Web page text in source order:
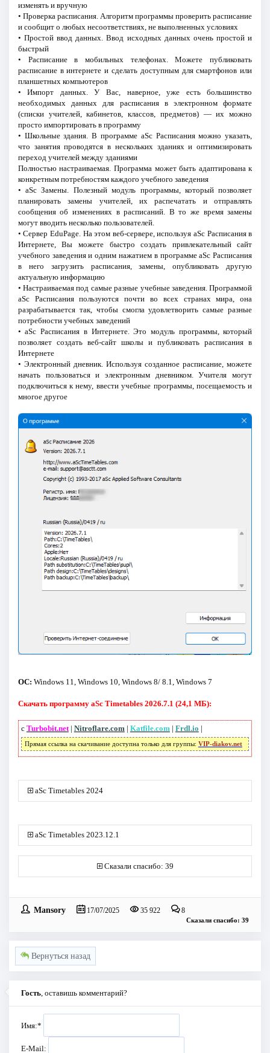
изменять и вручную
• Проверка расписания. Алгоритм программы проверить расписание
и сообщит о любых несоответствиях, не выполненных условиях
• Простой ввод данных. Ввод исходных данных очень простой и
быстрый
• Расписание в мобильных телефонах. Можете публиковать
расписание в интернете и сделать доступным для смартфонов или
планшетных компьютеров
• Импорт данных. У Вас, наверное, уже есть большинство
необходимых данных для расписания в электронном формате
(списки учителей, кабинетов, классов, предметов) — их можно
просто импортировать в программу
• Школьные здания. В программе aSc Расписания можно указать,
что занятия проводятся в нескольких зданиях и оптимизировать
переход учителей между зданиями
Полностью настраиваемая. Программа может быть адаптирована к
конкретным потребностям каждого учебного заведения
• aSc Замены. Полезный модуль программы, который позволяет
планировать замены учителей, их распечатать и отправлять
сообщения об изменениях в расписаний. В то же время замены
могут вводить несколько пользователей.
• Сервер EduPage. На этом веб-сервере, используя aSc Расписания в
Интернете, Вы можете быстро создать привлекательный сайт
учебного заведения и одним нажатием в программе aSc Расписания
в него загрузить расписания, замены, опубликовать другую
актуальную информацию
• Настраиваемая под самые разные учебные заведения. Программой
aSc Расписания пользуются почти во всех странах мира, она
разрабатывается так, чтобы смогла удовлетворить самые разные
потребности учебных заведений
• aSc Расписания в Интернете. Это модуль программы, который
позволяет создать веб-сайт школы и публиковать расписания в
Интернете
• Электронный дневник. Используя созданное расписание, можете
начать пользоваться и электронным дневником. Учителя могут
подключиться к нему, ввести учебные программы, посещаемость и
многое другое
ОС: Windows 11, Windows 10, Windows 8/ 8.1, Windows 7
Скачать программу aSc Timetables 2026.7.1 (24,1 МБ):
с Turbobit.net| Nitroflare.com| Katfile.com| Frdl.io |
Прямая ссылка на скачивание доступна только для группы: VIP-diakov.net
aSc Timetables 2024
aSc Timetables 2023.12.1
Сказали спасибо: 39
Mansory 17/07/2025 35 922 8
Сказали спасибо: 39
Вернуться назад
Гость, оставишь комментарий?
Имя:*
E-Mail: